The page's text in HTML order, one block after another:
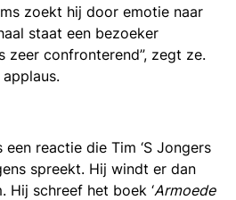
zoekt hij door emotie naar
staat een bezoeker
zeer confronterend”, zegt ze.
reactie die Tim ‘S Jongers
spreekt. Hij windt er dan
Hij schreef het boek ‘Armoede